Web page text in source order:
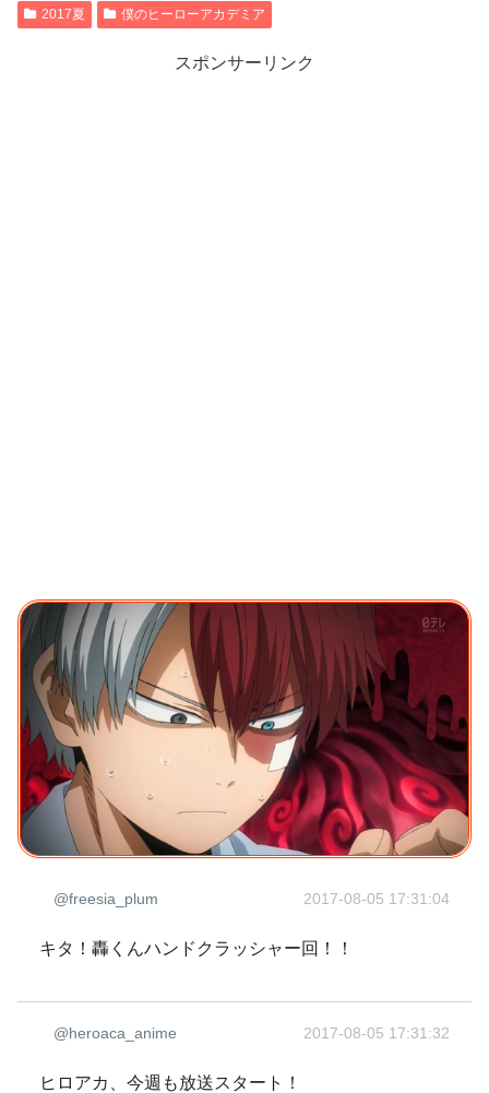
2017夏 僕のヒーローアカデミア
スポンサーリンク
@freesia_plum 2017-08-05 17:31:04
キタ！轟くんハンドクラッシャー回！！
@heroaca_anime 2017-08-05 17:31:32
ヒロアカ、今週も放送スタート！